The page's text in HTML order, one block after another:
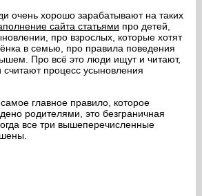
очень хорошо зарабатывают на таких
сайта статьями про детей,
про взрослых, которые хотят
в семью, про правила поведения
Про всё это люди ищут и читают,
считают процесс усыновления
главное правило, которое
родителями, это безграничная
все три вышеперечисленные